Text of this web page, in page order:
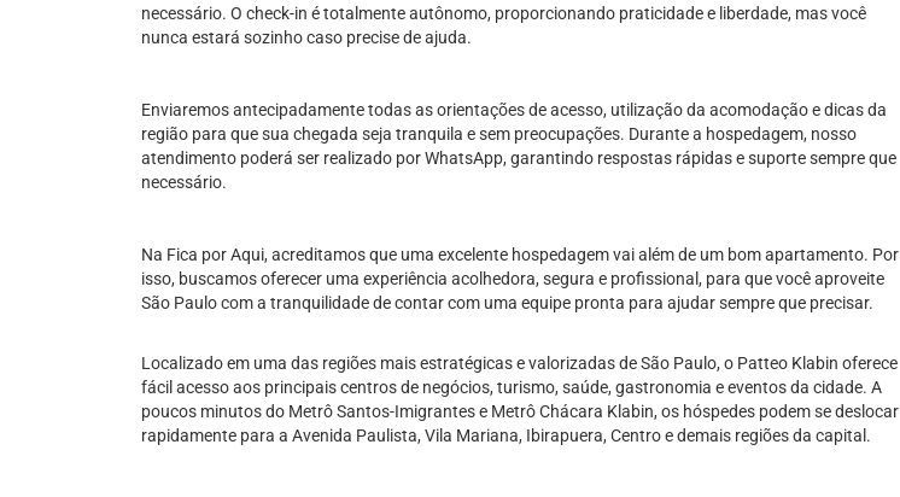
necessário. O check-in é totalmente autônomo, proporcionando praticidade e liberdade, mas você
nunca estará sozinho caso precise de ajuda.
Enviaremos antecipadamente todas as orientações de acesso, utilização da acomodação e dicas da
região para que sua chegada seja tranquila e sem preocupações. Durante a hospedagem, nosso
atendimento poderá ser realizado por WhatsApp, garantindo respostas rápidas e suporte sempre que
necessário.
Na Fica por Aqui, acreditamos que uma excelente hospedagem vai além de um bom apartamento. Por
isso, buscamos oferecer uma experiência acolhedora, segura e profissional, para que você aproveite
São Paulo com a tranquilidade de contar com uma equipe pronta para ajudar sempre que precisar.
Localizado em uma das regiões mais estratégicas e valorizadas de São Paulo, o Patteo Klabin oferece
fácil acesso aos principais centros de negócios, turismo, saúde, gastronomia e eventos da cidade. A
poucos minutos do Metrô Santos-Imigrantes e Metrô Chácara Klabin, os hóspedes podem se deslocar
rapidamente para a Avenida Paulista, Vila Mariana, Ibirapuera, Centro e demais regiões da capital.